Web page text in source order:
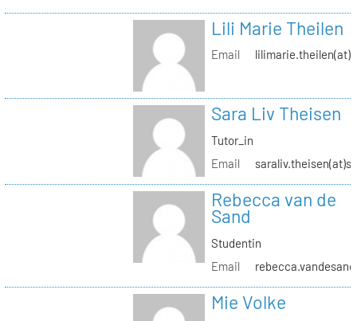
Lili Marie Theilen
Email
Sara Liv Theisen
Tutor_in
Email
Rebecca van de
Sand
Studentin
Email
Mie Volke